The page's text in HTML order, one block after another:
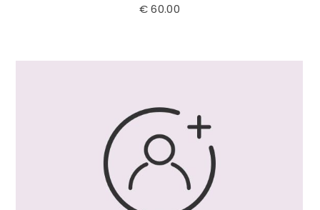
€60.00